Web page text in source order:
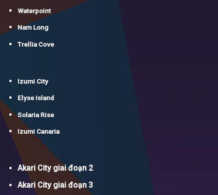
Waterpoint
Nam Long
Trellia Cove
Izumi City
Elyse Island
Solaria Rise
Izumi Canaria
Akari City giai đoạn 2
Akari City giai đoạn 3